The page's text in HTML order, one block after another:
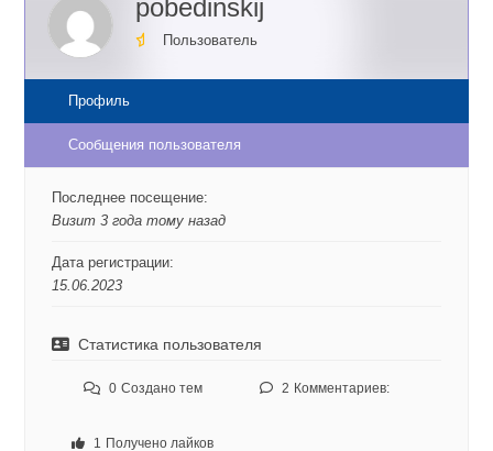
pobedinskij
Пользователь
Профиль
Сообщения пользователя
Последнее посещение:
Визит 3 года тому назад
Дата регистрации:
15.06.2023
Статистика пользователя
0 Создано тем 2 Комментариев:
1 Получено лайков